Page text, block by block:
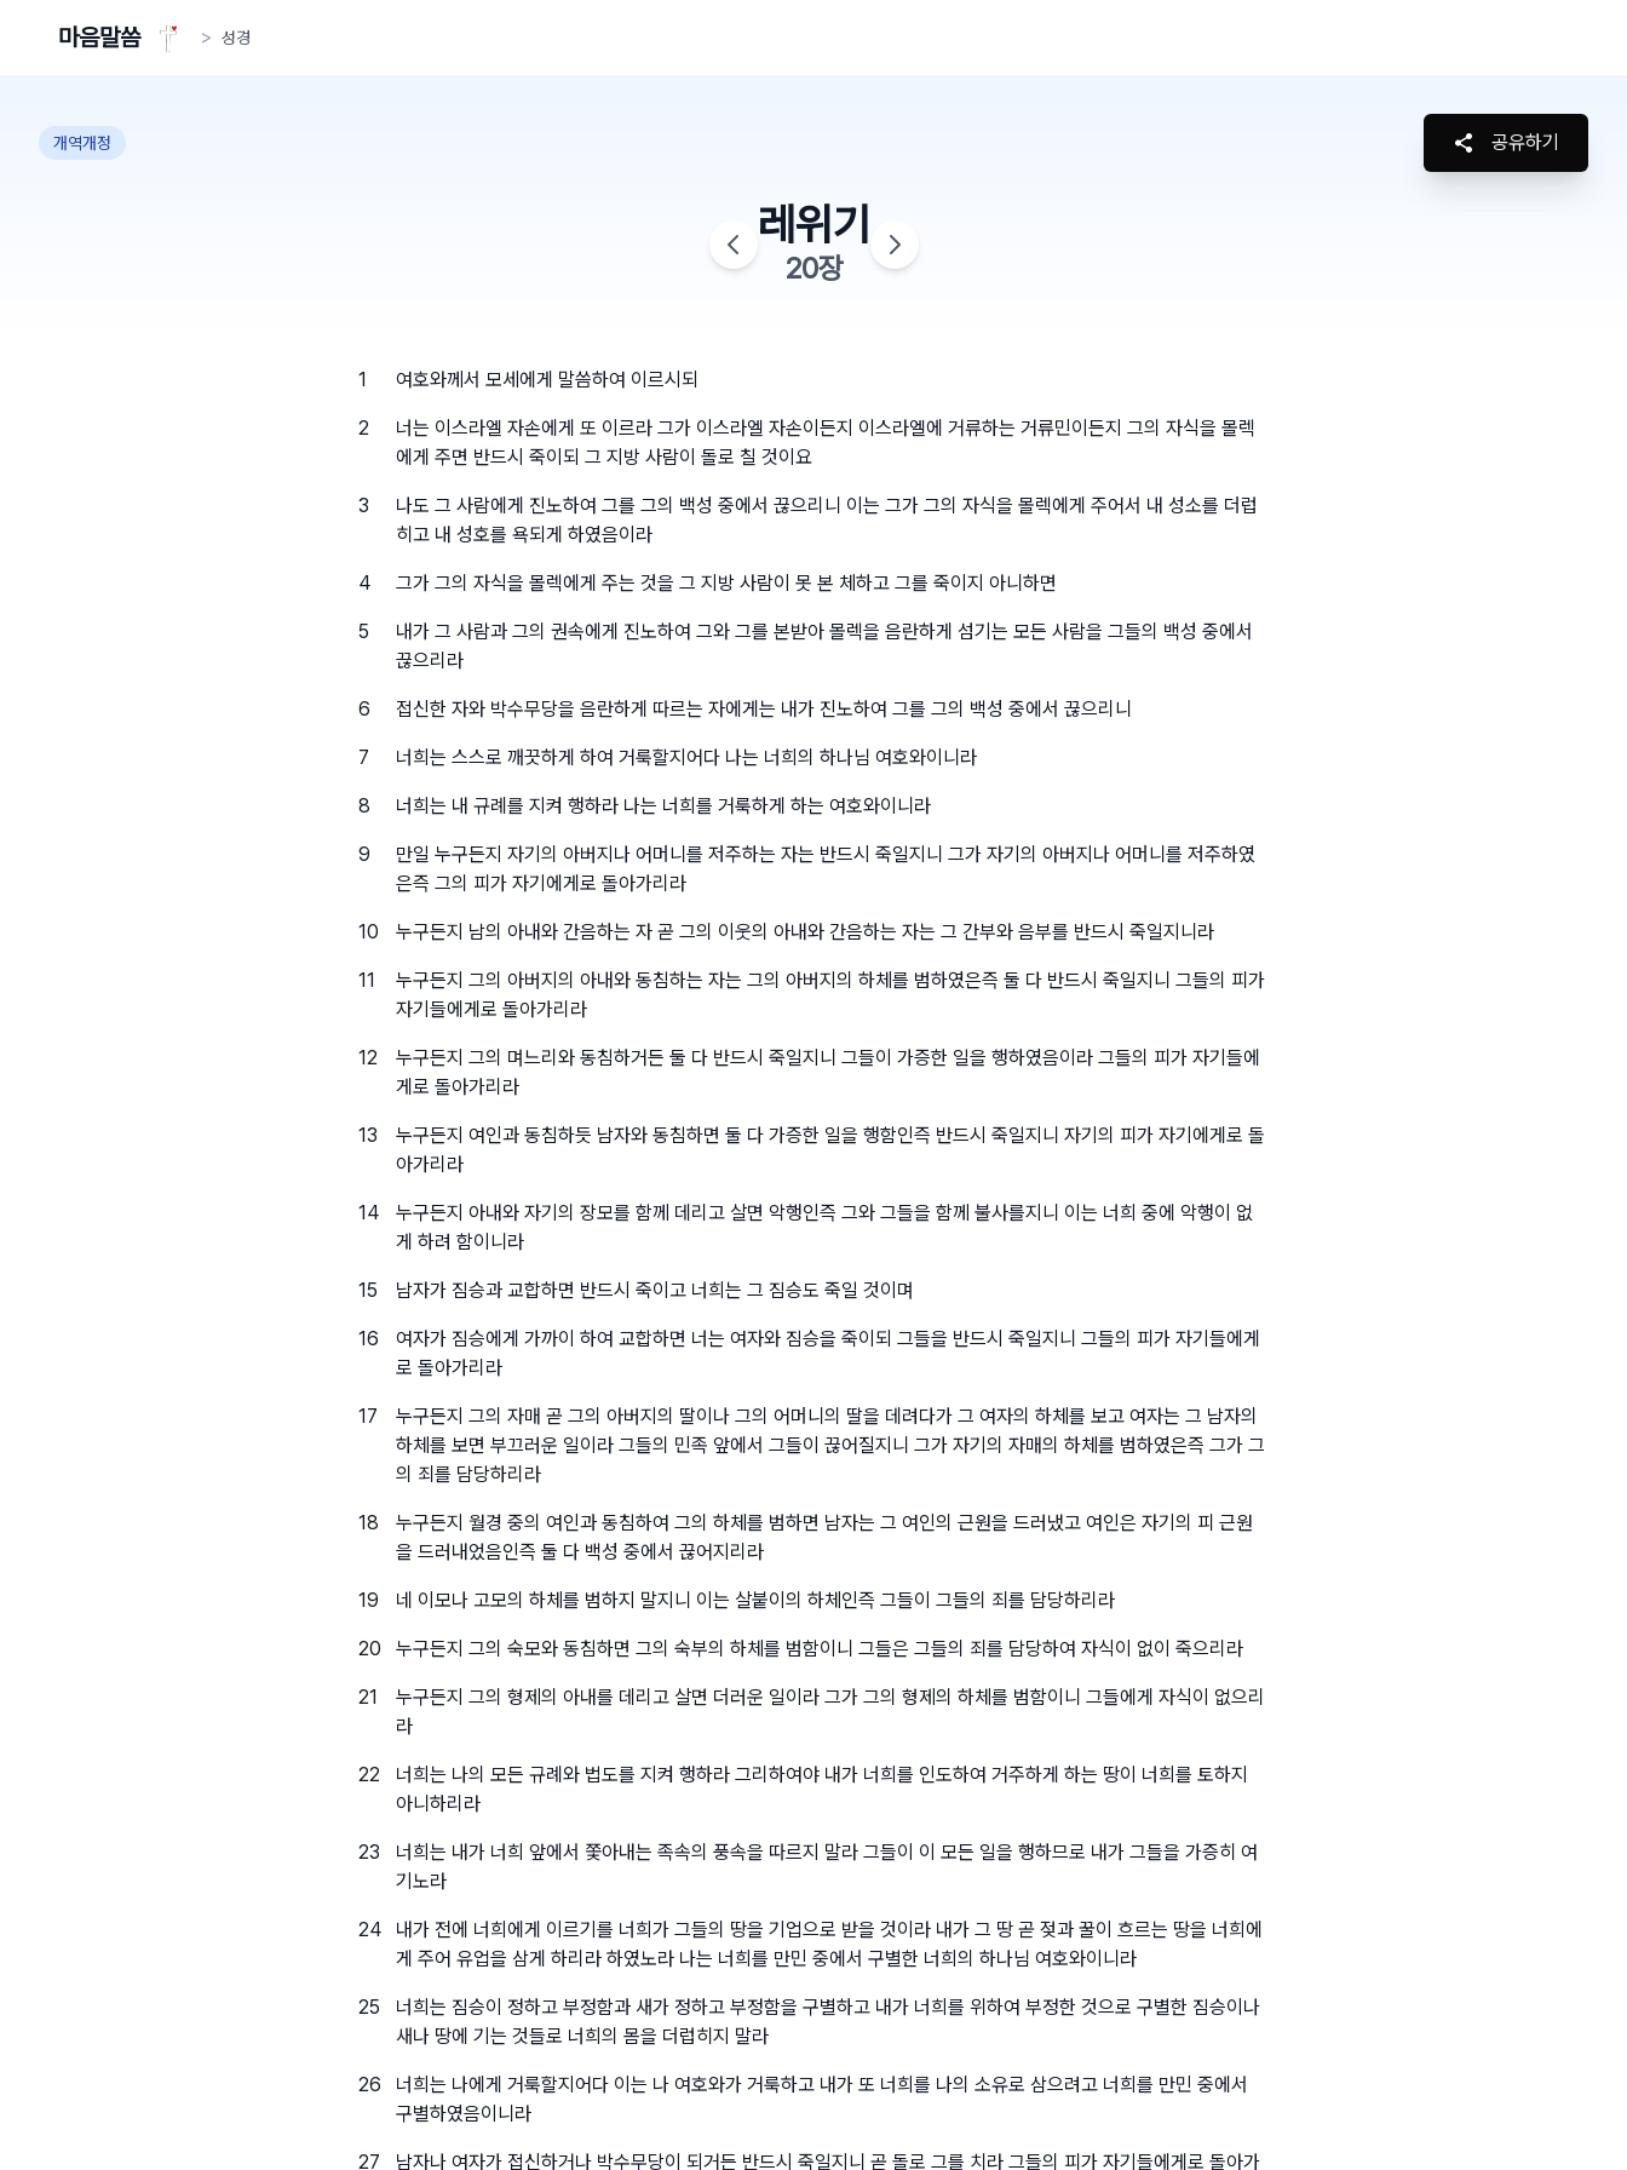
마음말씀 > 성경
개역개정 공유하기
레위기
20장
1 여호와께서 모세에게 말씀하여 이르시되
2
너는 이스라엘 자손에게 또 이르라 그가 이스라엘 자손이든지 이스라엘에 거류하는 거류민이든지 그의 자식을 몰렉
에게 주면 반드시 죽이되 그 지방 사람이 돌로 칠 것이요
3
나도 그 사람에게 진노하여 그를 그의 백성 중에서 끊으리니 이는 그가 그의 자식을 몰렉에게 주어서 내 성소를 더럽
히고 내 성호를 욕되게 하였음이라
4 그가 그의 자식을 몰렉에게 주는 것을 그 지방 사람이 못 본 체하고 그를 죽이지 아니하면
5
내가 그 사람과 그의 권속에게 진노하여 그와 그를 본받아 몰렉을 음란하게 섬기는 모든 사람을 그들의 백성 중에서
끊으리라
6 접신한 자와 박수무당을 음란하게 따르는 자에게는 내가 진노하여 그를 그의 백성 중에서 끊으리니
7 너희는 스스로 깨끗하게 하여 거룩할지어다 나는 너희의 하나님 여호와이니라
8 너희는 내 규례를 지켜 행하라 나는 너희를 거룩하게 하는 여호와이니라
9
만일 누구든지 자기의 아버지나 어머니를 저주하는 자는 반드시 죽일지니 그가 자기의 아버지나 어머니를 저주하였
은즉 그의 피가 자기에게로 돌아가리라
10 누구든지 남의 아내와 간음하는 자 곧 그의 이웃의 아내와 간음하는 자는 그 간부와 음부를 반드시 죽일지니라
11
누구든지 그의 아버지의 아내와 동침하는 자는 그의 아버지의 하체를 범하였은즉 둘 다 반드시 죽일지니 그들의 피가
자기들에게로 돌아가리라
12
누구든지 그의 며느리와 동침하거든 둘 다 반드시 죽일지니 그들이 가증한 일을 행하였음이라 그들의 피가 자기들에
게로 돌아가리라
13
누구든지 여인과 동침하듯 남자와 동침하면 둘 다 가증한 일을 행함인즉 반드시 죽일지니 자기의 피가 자기에게로 돌
아가리라
14
누구든지 아내와 자기의 장모를 함께 데리고 살면 악행인즉 그와 그들을 함께 불사를지니 이는 너희 중에 악행이 없
게 하려 함이니라
15 남자가 짐승과 교합하면 반드시 죽이고 너희는 그 짐승도 죽일 것이며
16
여자가 짐승에게 가까이 하여 교합하면 너는 여자와 짐승을 죽이되 그들을 반드시 죽일지니 그들의 피가 자기들에게
로 돌아가리라
17
누구든지 그의 자매 곧 그의 아버지의 딸이나 그의 어머니의 딸을 데려다가 그 여자의 하체를 보고 여자는 그 남자의
하체를 보면 부끄러운 일이라 그들의 민족 앞에서 그들이 끊어질지니 그가 자기의 자매의 하체를 범하였은즉 그가 그
의 죄를 담당하리라
18
누구든지 월경 중의 여인과 동침하여 그의 하체를 범하면 남자는 그 여인의 근원을 드러냈고 여인은 자기의 피 근원
을 드러내었음인즉 둘 다 백성 중에서 끊어지리라
19 네 이모나 고모의 하체를 범하지 말지니 이는 살붙이의 하체인즉 그들이 그들의 죄를 담당하리라
20 누구든지 그의 숙모와 동침하면 그의 숙부의 하체를 범함이니 그들은 그들의 죄를 담당하여 자식이 없이 죽으리라
21
누구든지 그의 형제의 아내를 데리고 살면 더러운 일이라 그가 그의 형제의 하체를 범함이니 그들에게 자식이 없으리
라
22
너희는 나의 모든 규례와 법도를 지켜 행하라 그리하여야 내가 너희를 인도하여 거주하게 하는 땅이 너희를 토하지
아니하리라
23
너희는 내가 너희 앞에서 쫓아내는 족속의 풍속을 따르지 말라 그들이 이 모든 일을 행하므로 내가 그들을 가증히 여
기노라
24
내가 전에 너희에게 이르기를 너희가 그들의 땅을 기업으로 받을 것이라 내가 그 땅 곧 젖과 꿀이 흐르는 땅을 너희에
게 주어 유업을 삼게 하리라 하였노라 나는 너희를 만민 중에서 구별한 너희의 하나님 여호와이니라
25
너희는 짐승이 정하고 부정함과 새가 정하고 부정함을 구별하고 내가 너희를 위하여 부정한 것으로 구별한 짐승이나
새나 땅에 기는 것들로 너희의 몸을 더럽히지 말라
26
너희는 나에게 거룩할지어다 이는 나 여호와가 거룩하고 내가 또 너희를 나의 소유로 삼으려고 너희를 만민 중에서
구별하였음이니라
27 남자나 여자가 접신하거나 박수무당이 되거든 반드시 죽일지니 곧 돌로 그를 치라 그들의 피가 자기들에게로 돌아가